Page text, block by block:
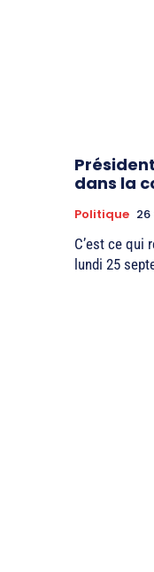
dans la
Politique
C’est ce qui
lundi 25